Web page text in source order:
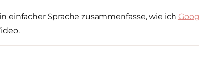
einfacher Sprache zusammenfasse, wie ich